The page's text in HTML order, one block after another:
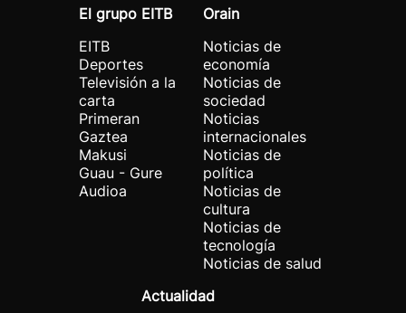
El grupo EITB
EITB
Deportes
Televisión a la
carta
Primeran
Gaztea
Makusi
Guau - Gure
Audioa
Orain
Noticias de
economía
Noticias de
sociedad
Noticias
internacionales
Noticias de
política
Noticias de
cultura
Noticias de
tecnología
Noticias de salud
Actualidad